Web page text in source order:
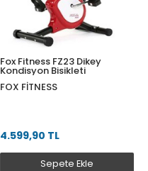
Fox Fitness FZ23 Dikey
Kondisyon Bisikleti
FOX FITNESS
4.599,90 TL
Sepete Ekle